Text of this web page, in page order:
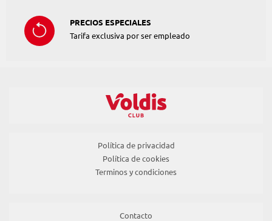
PRECIOS ESPECIALES
Tarifa exclusiva por ser empleado
Política de privacidad
Política de cookies
Terminos y condiciones
Contacto